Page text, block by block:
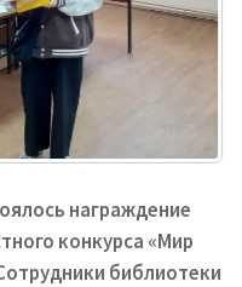
награждение
конкурса «Мир
библиотеки